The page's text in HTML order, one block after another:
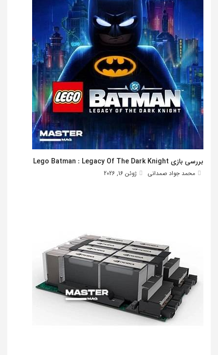
بررسی بازی Lego Batman : Legacy Of The Dark Knight
محمد جواد صمدانی ژوئن 16, 2026